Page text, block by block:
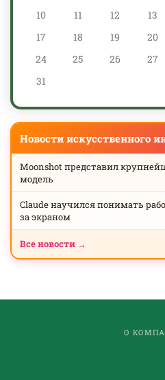
10
11 12 13
17
18 19 20
24
25 26 27
31
Новости искусственного
Moonshot представил
модель
Claude научился понимать
за экраном
Все новости →
О